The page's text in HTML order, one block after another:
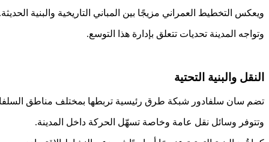
ويعكس التخطيط العمراني مزيجًا بين المباني التاريخية والبنية
وتواجه المدينة تحديات تتعلق بإدارة هذا التوسع.
النقل والبنية التحتية
تضم سان سلفادور شبكة طرق رئيسية تربطها بمختلف مناطق
وتتوفر وسائل نقل عامة وخاصة تسهّل الحركة داخل المدينة.